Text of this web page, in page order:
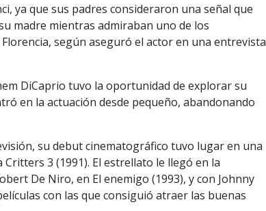
ya que sus padres consideraron una señal que
madre mientras admiraban uno de los
según aseguró el actor en una entrevista
DiCaprio tuvo la oportunidad de explorar su
en la actuación desde pequeño, abandonando
su debut cinematográfico tuvo lugar en una
3 (1991). El estrellato le llegó en la
De Niro, en El enemigo (1993), y con Johnny
con las que consiguió atraer las buenas